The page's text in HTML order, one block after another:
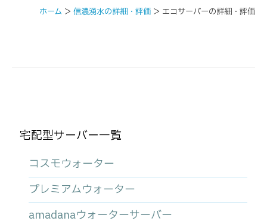
ホーム ＞ 信濃湧水の詳細・評価 ＞ エコサーバーの詳細・評価
宅配型サーバー一覧
コスモウォーター
プレミアムウォーター
amadanaウォーターサーバー